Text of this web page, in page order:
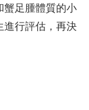
蟹足腫體質的小
進行評估，再決